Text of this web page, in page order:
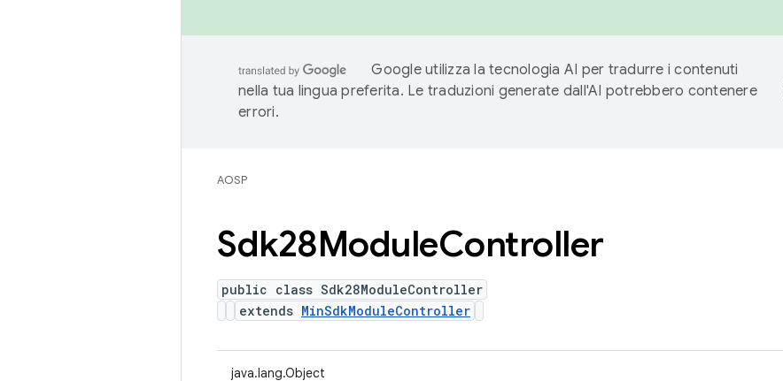
Google utilizza la tecnologia AI per tradurre i contenuti
nella tua lingua preferita. Le traduzioni generate dall'AI potrebbero contenere
errori.
AOSP
Sdk28ModuleController
public class Sdk28ModuleController
extends MinSdkModuleController
java.lang.Object